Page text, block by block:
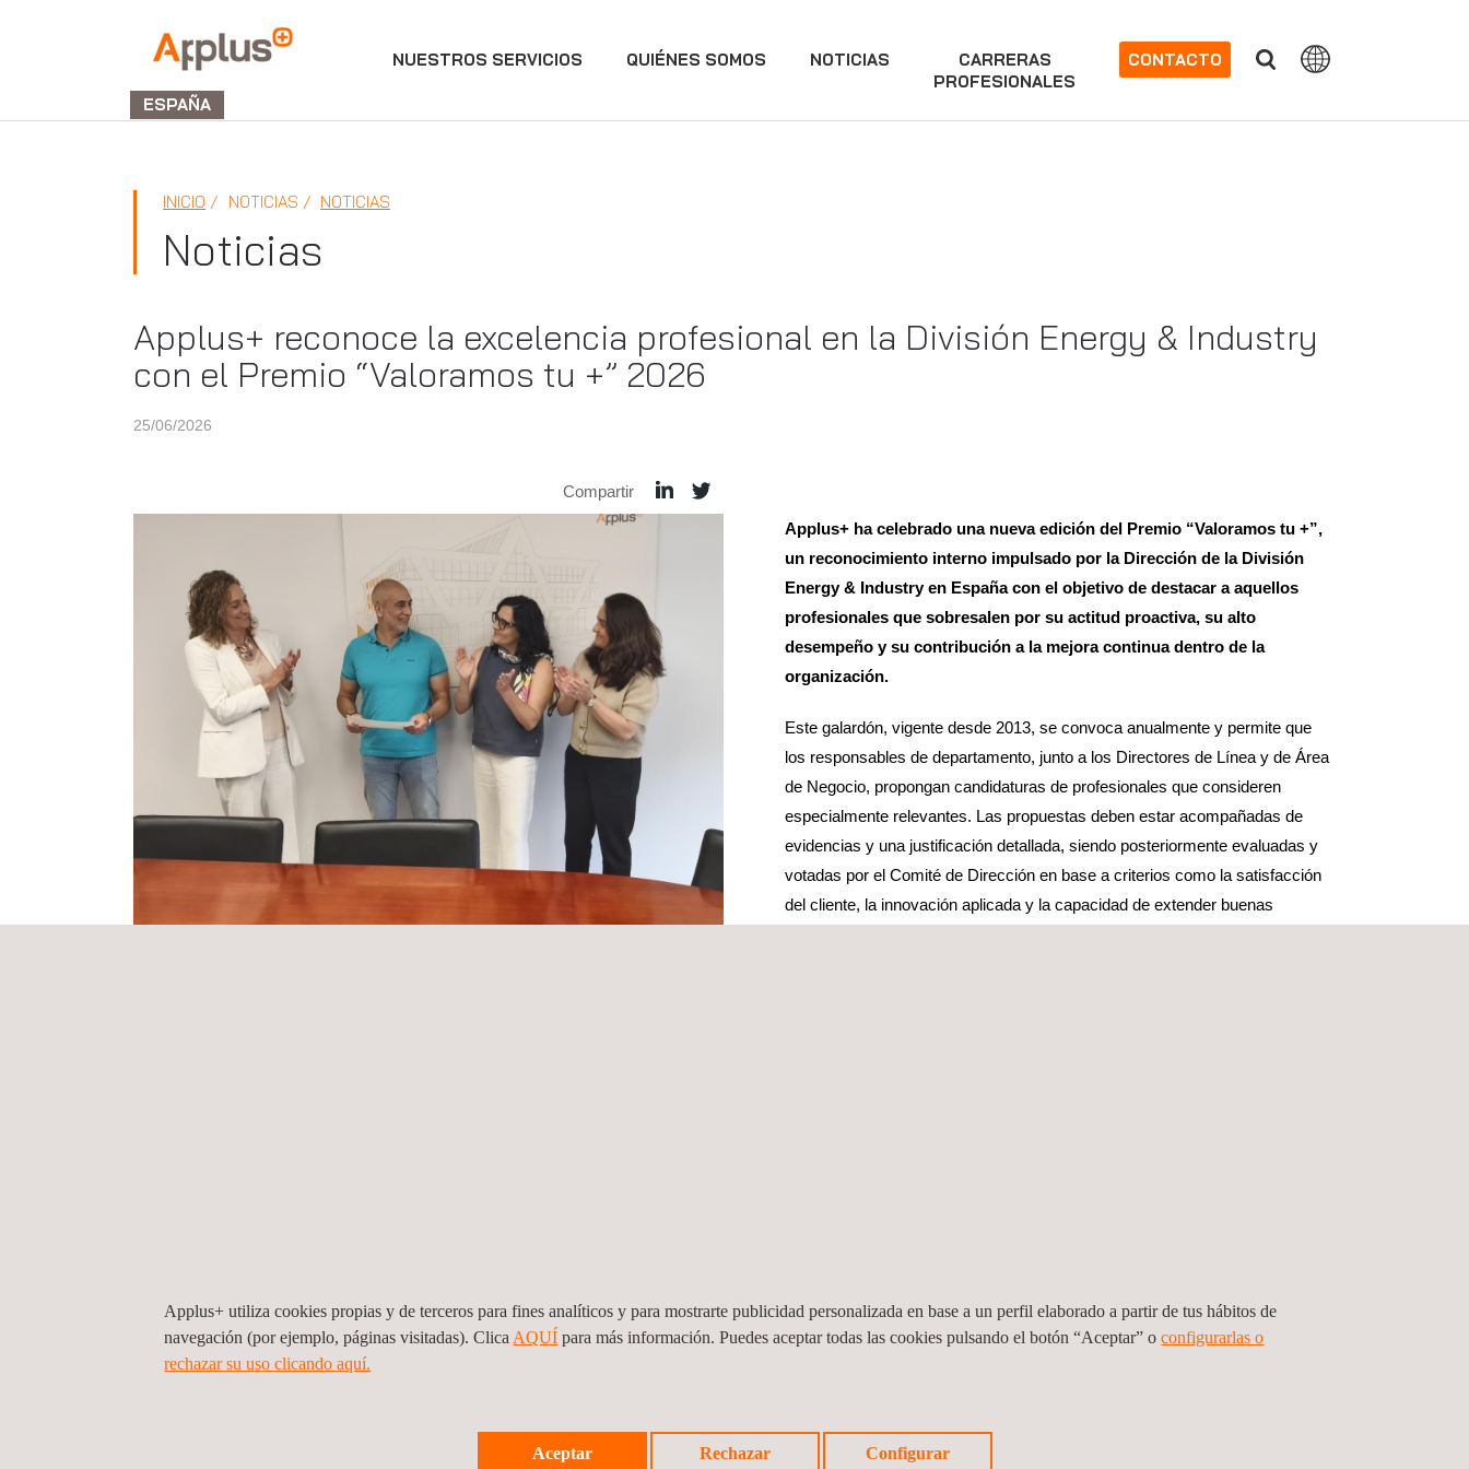
Applus+
GROUP
ESPAÑA
NUESTROS SERVICIOS QUIÉNES SOMOS NOTICIAS
CARRERAS
PROFESIONALES
CONTACTO
INICIO NOTICIAS NOTICIAS
Noticias
Applus+ reconoce la excelencia profesional en la División Energy & Industry
con el Premio “Valoramos tu +” 2026
25/06/2026
Compartir
Applus+ ha celebrado una nueva edición del Premio “Valoramos tu +”,
un reconocimiento interno impulsado por la Dirección de la División
Energy & Industry en España con el objetivo de destacar a aquellos
profesionales que sobresalen por su actitud proactiva, su alto
desempeño y su contribución a la mejora continua dentro de la
organización.
Este galardón, vigente desde 2013, se convoca anualmente y permite que
los responsables de departamento, junto a los Directores de Línea y de Área
de Negocio, propongan candidaturas de profesionales que consideren
especialmente relevantes. Las propuestas deben estar acompañadas de
evidencias y una justificación detallada, siendo posteriormente evaluadas y
votadas por el Comité de Dirección en base a criterios como la satisfacción
del cliente, la innovación aplicada y la capacidad de extender buenas
Construcción, Eva López Vidal, Directora del Área de Negocio de Construcción y Sonsoles Carbia, Jefa del departamento de Infraestructuras de Applus+ en Galicia.
Applus+ utiliza cookies propias y de terceros para fines analíticos y para mostrarte publicidad personalizada en base a un perfil elaborado a partir de tus hábitos de
navegación (por ejemplo, páginas visitadas). Clica AQUÍ para más información. Puedes aceptar todas las cookies pulsando el botón “Aceptar” oconfigurarlas o
rechazar su uso clicando aquí.
Aceptar Rechazar Configurar